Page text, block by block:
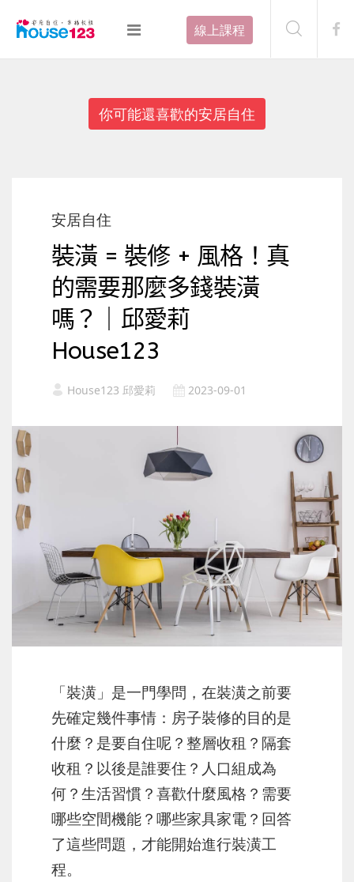
線上課程
你可能還喜歡的安居自住
安居自住
裝潢 = 裝修 + 風格！真
的需要那麼多錢裝潢
嗎？｜邱愛莉
House123
House123 邱愛莉 2023-09-01
「裝潢」是一門學問，在裝潢之前要
先確定幾件事情：房子裝修的目的是
什麼？是要自住呢？整層收租？隔套
收租？以後是誰要住？人口組成為
何？生活習慣？喜歡什麼風格？需要
哪些空間機能？哪些家具家電？回答
了這些問題，才能開始進行裝潢工
程。